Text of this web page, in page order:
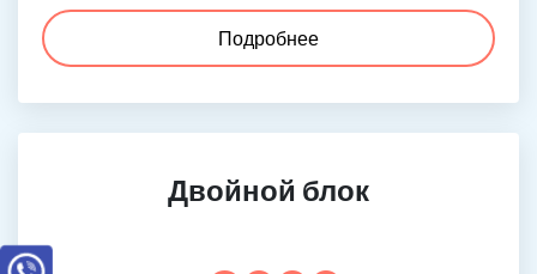
Подробнее
Двойной блок